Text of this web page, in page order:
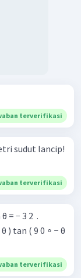
terverifikasi
sudut lancip!
terverifikasi
= − 3 2 ​ .
terverifikasi